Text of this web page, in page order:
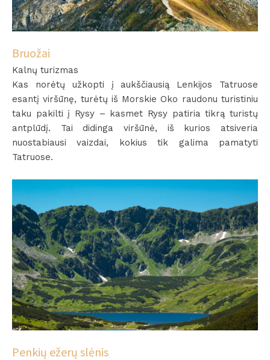
Bruožai
Kalnų turizmas
Kas norėtų užkopti į aukščiausią Lenkijos Tatruose
esantį viršūnę, turėtų iš Morskie Oko raudonu turistiniu
taku pakilti į Rysy – kasmet Rysy patiria tikrą turistų
antplūdį. Tai didinga viršūnė, iš kurios atsiveria
nuostabiausi vaizdai, kokius tik galima pamatyti
Tatruose.
Penkių ežerų slėnis